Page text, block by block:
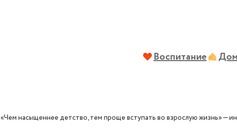
Воспитание
«Чем насыщеннее детство, тем проще вступать во взрослую жизнь»